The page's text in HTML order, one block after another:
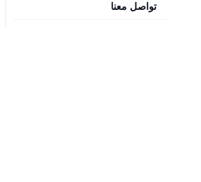
تواصل معنا